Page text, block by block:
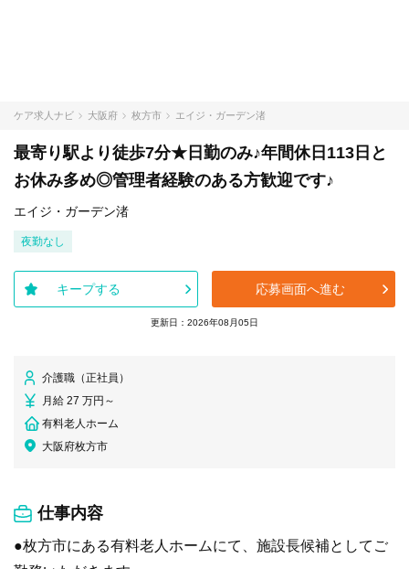
ケア求人ナビ 大阪府 枚方市 エイジ・ガーデン渚
最寄り駅より徒歩7分★日勤のみ♪年間休日113日と
お休み多め◎管理者経験のある方歓迎です♪
エイジ・ガーデン渚
夜勤なし
キープする 応募画面へ進む
更新日：2026年08月05日
介護職（正社員）
月給 27 万円～
有料老人ホーム
大阪府枚方市
仕事内容
●枚方市にある有料老人ホームにて、施設長候補としてご